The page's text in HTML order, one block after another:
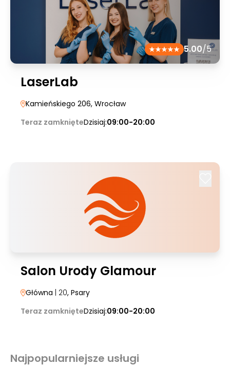
5.00/5
LaserLab
Kamieńskiego 206, Wrocław
Teraz zamknięteDzisiaj:09:00-20:00
Salon Urody Glamour
Główna | 20, Psary
Teraz zamknięteDzisiaj:09:00-20:00
Najpopularniejsze usługi